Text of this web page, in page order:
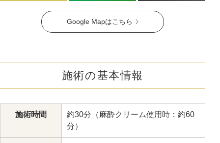
Google Mapはこちら
施術の基本情報
施術時間
約30分（麻酔クリーム使用時：約60
分）